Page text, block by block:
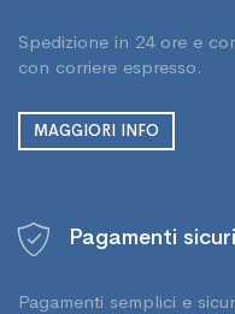
Spedizione in 24 ore e
con corriere espresso.
MAGGIORI INFO
Pagamenti sicuri
Pagamenti semplici e